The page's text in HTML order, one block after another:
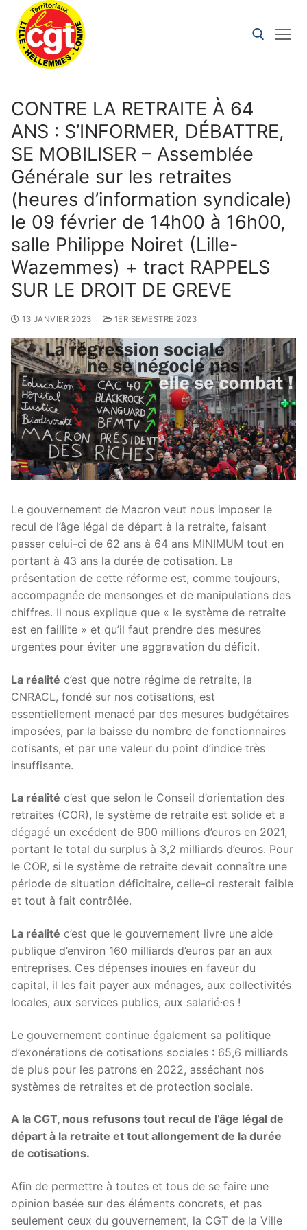
CONTRE LA RETRAITE À 64
ANS : S’INFORMER, DÉBATTRE,
SE MOBILISER – Assemblée
Générale sur les retraites
(heures d’information syndicale)
le 09 février de 14h00 à 16h00,
salle Philippe Noiret (Lille-
Wazemmes) + tract RAPPELS
SUR LE DROIT DE GREVE
13 JANVIER 2023 1ER SEMESTRE 2023
Le gouvernement de Macron veut nous imposer le
recul de l’âge légal de départ à la retraite, faisant
passer celui-ci de 62 ans à 64 ans MINIMUM tout en
portant à 43 ans la durée de cotisation. La
présentation de cette réforme est, comme toujours,
accompagnée de mensonges et de manipulations des
chiffres. Il nous explique que « le système de retraite
est en faillite » et qu’il faut prendre des mesures
urgentes pour éviter une aggravation du déficit.
La réalité c’est que notre régime de retraite, la
CNRACL, fondé sur nos cotisations, est
essentiellement menacé par des mesures budgétaires
imposées, par la baisse du nombre de fonctionnaires
cotisants, et par une valeur du point d’indice très
insuffisante.
La réalité c’est que selon le Conseil d’orientation des
retraites (COR), le système de retraite est solide et a
dégagé un excédent de 900 millions d’euros en 2021,
portant le total du surplus à 3,2 milliards d’euros. Pour
le COR, si le système de retraite devait connaître une
période de situation déficitaire, celle-ci resterait faible
et tout à fait contrôlée.
La réalité c’est que le gouvernement livre une aide
publique d’environ 160 milliards d’euros par an aux
entreprises. Ces dépenses inouïes en faveur du
capital, il les fait payer aux ménages, aux collectivités
locales, aux services publics, aux salarié·es !
Le gouvernement continue également sa politique
d’exonérations de cotisations sociales : 65,6 milliards
de plus pour les patrons en 2022, asséchant nos
systèmes de retraites et de protection sociale.
A la CGT, nous refusons tout recul de l’âge légal de
départ à la retraite et tout allongement de la durée
de cotisations.
Afin de permettre à toutes et tous de se faire une
opinion basée sur des éléments concrets, et pas
seulement ceux du gouvernement, la CGT de la Ville